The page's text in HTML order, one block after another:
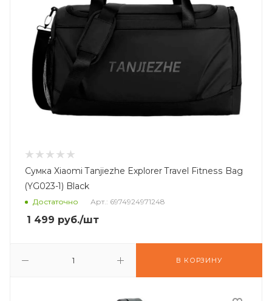
Сумка Xiaomi Tanjiezhe Explorer Travel Fitness Bag
(YG023-1) Black
Достаточно Арт.: 6974924971248
1 499 руб./шт
В КОРЗИНУ